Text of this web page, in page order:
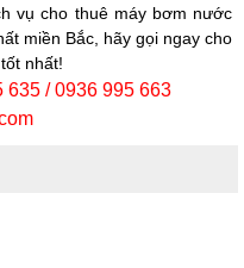
vụ cho thuê máy bơm nước
miền Bắc, hãy gọi ngay cho
nhất!
635 / 0936 995 663